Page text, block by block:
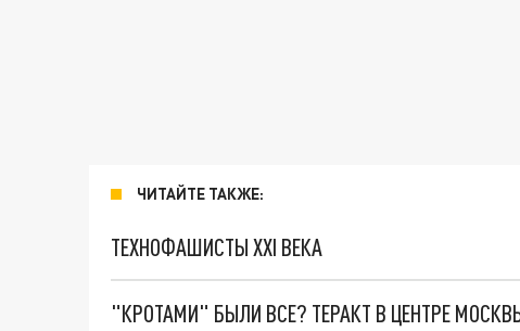
ЧИТАЙТЕ ТАКЖЕ:
ТЕХНОФАШИСТЫ XXI ВЕКА
"КРОТАМИ" БЫЛИ ВСЕ? ТЕРАКТ В ЦЕНТРЕ